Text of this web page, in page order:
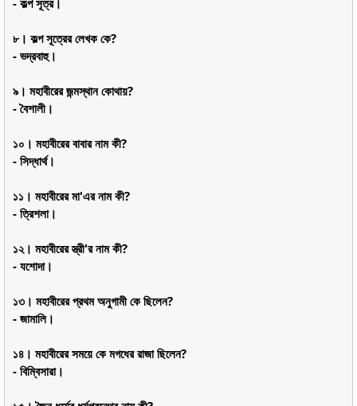
- কল্প সূত্র।
৮। কল্প সূত্রের লেখক কে?
- ভদ্রবাহু।
৯। মহাবীরের জন্মস্থান কোথায়?
- বৈশালী।
১০। মহাবীরের বাবার নাম কী?
- সিদ্ধার্থ।
১১। মহাবীরের মা'এর নাম কী?
- ত্রিশলা।
১২। মহাবীরের স্ত্রী'র নাম কী?
- যশোদা।
১৩। মহাবীরের প্রথম অনুগামী কে ছিলেন?
- জামালি।
১৪। মহাবীরের সময়ে কে মগধের রাজা ছিলেন?
- বিম্বিসারা।